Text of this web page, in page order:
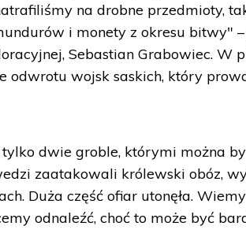
na drobne przedmioty,
i monety z okresu bitwy" –
Sebastian Grabowiec. W
odwrotu wojsk saskich, który
dwie groble, którymi można
zaatakowali królewski obóz,
Duża część ofiar utonęła.
odnaleźć, choć to może być